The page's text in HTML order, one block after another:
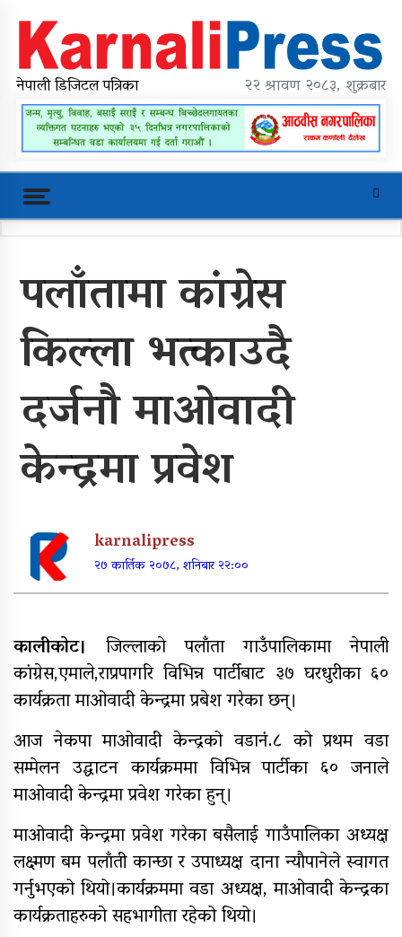
content
karnalipress
Online News Portal
नेपाली डिजिटल पत्रिका २२ श्रावण २०८३, शुक्रबार
महावै गाउँपालिकाको प्रशासकीय भवन
शिलान्यास
पूर्वाधार र कृषि केन्द्रित बजेट
स्थापना
अन्तर जिल्ला पालिकास्तरीय समन्वय
बैठक महाबुधाममा सम्पन्न
यौनिक तथा लैङ्गिक अल्पसंख्यक
बालबालिका तथा समुदायका मुद्दाका
विषयमा शिक्षकहरुलाई तालिम
राष्ट्रपति रनिङ शिल्डको जिल्ला स्तरीय
प्रतियोगिता सुरु
गर्भवतीको हेलिकप्टरबाट उद्धार
पलाँतामा कांग्रेस
किल्ला भत्काउदै
दर्जनौ माओवादी
केन्द्रमा प्रवेश
karnalipress
२७ कार्तिक २०७८, शनिबार २२:००
कालीकाेट। जिल्लाकाे पलाँता गाउँपालिकामा नेपाली
कांग्रेस,एमाले,राप्रपागरि विभिन्न पार्टीबाट ३७ घरधुरीका ६०
कार्यक्रता माओवादी केन्द्रमा प्रबेश गरेका छन्।
आज नेकपा माओवादी केन्द्रको वडानं.८ को प्रथम वडा
सम्मेलन उद्घाटन कार्यक्रममा विभिन्न पार्टीका ६० जनाले
माओवादी केन्द्रमा प्रवेश गरेका हुन्।
माओवादी केन्द्रमा प्रवेश गरेका बसैलाई गाउँपालिका अध्यक्ष
लक्ष्मण बम पलाँती कान्छा र उपाध्यक्ष दाना न्याैपानेले स्वागत
गर्नुभएको थियो।कार्यक्रममा वडा अध्यक्ष, माओवादी केन्द्रका
कार्यक्रताहरुकाे सहभागीता रहेको थियो।